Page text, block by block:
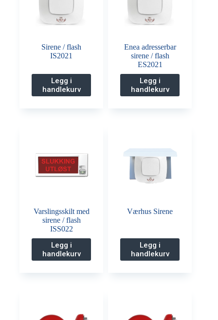
Sirene / flash
IS2021
Legg i
handlekurv
Enea adresserbar
sirene / flash
ES2021
Legg i
handlekurv
Varslingsskilt med
sirene / flash
ISS022
Legg i
handlekurv
Værhus Sirene
Legg i
handlekurv